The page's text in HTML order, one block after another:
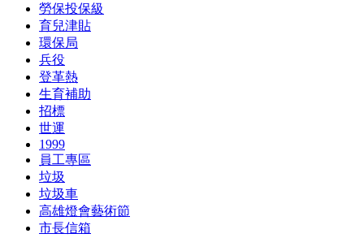
勞保投保級
育兒津貼
環保局
兵役
登革熱
生育補助
招標
世運
1999
員工專區
垃圾
垃圾車
高雄燈會藝術節
市長信箱